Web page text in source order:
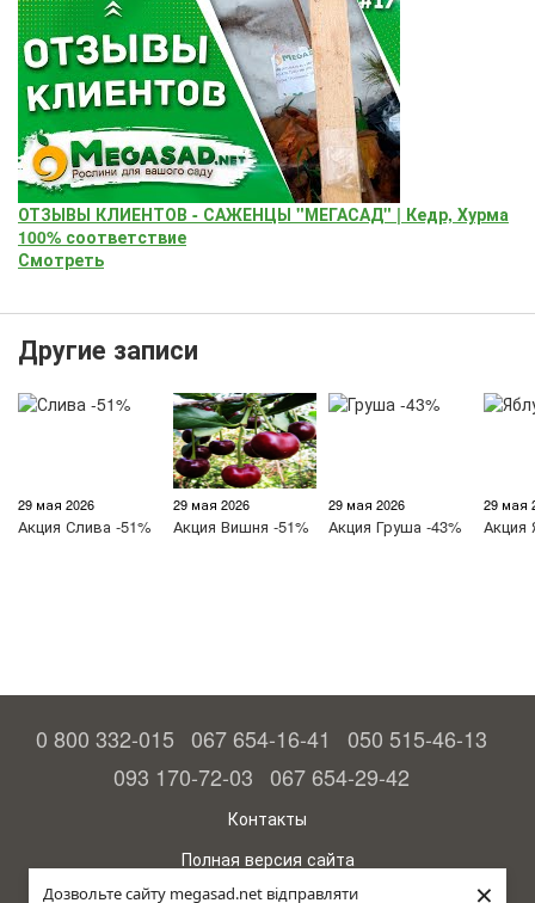
Дозвольте сайту megasad.net відправляти
ОТЗЫВЫ КЛИЕНТОВ - САЖЕНЦЫ "МЕГАСАД" | Кедр, Хурма
100% соответствие
Смотреть
Другие записи
29 мая 2026
Акция Слива -51%
29 мая 2026
Акция Вишня -51%
29 мая 2026
Акция Груша -43%
29 мая
Акция
0 800 332-015 067 654-16-41
050 515-46-13
093 170-72-03 067 654-29-42
Контакты
Полная версия сайта